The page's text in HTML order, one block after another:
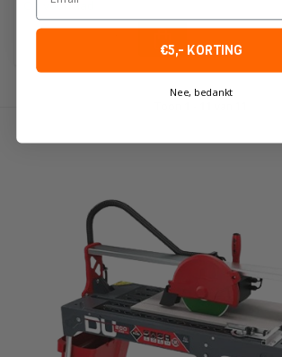
Op voorraad
€5,- KORTING
Nee, bedankt